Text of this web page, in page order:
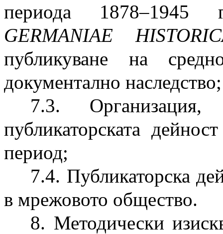
периода
GERMANIAE
публикуване на
документално наследство;
7.3.
публикаторската
период;
7.4. Публикаторска
в мрежовото общество.
8. Методически